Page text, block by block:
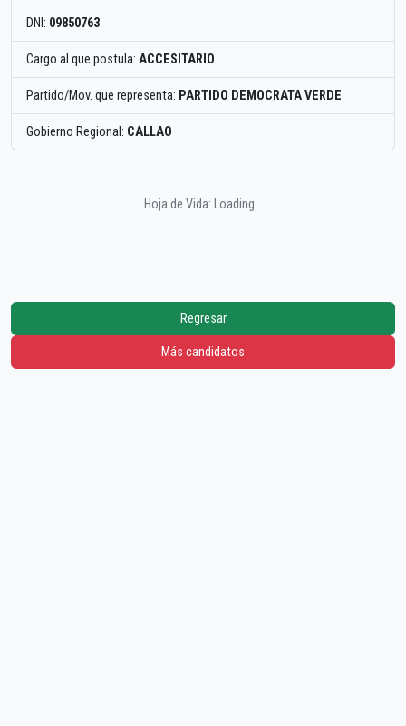
DNI: 09850763
Cargo al que postula: ACCESITARIO
Partido/Mov. que representa: PARTIDO DEMOCRATA VERDE
Gobierno Regional: CALLAO
Hoja de Vida: Loading...
Regresar
Más candidatos